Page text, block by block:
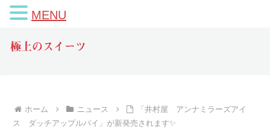
極上のスイーツ
ホーム ニュース
「井村屋 アンナミラーズアイ
ス ダッチアップルパイ」が新発売されます✨
MENU